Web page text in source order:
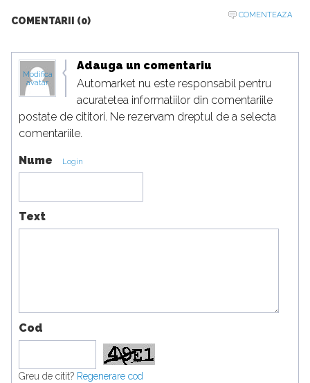
COMENTARII (0)
COMENTEAZA
Modifica
avatar
Adauga un comentariu
Automarket nu este responsabil pentru
acuratetea informatiilor din comentariile
postate de cititori. Ne rezervam dreptul de a selecta
comentariile.
Nume Login
Text
Cod
Greu de citit? Regenerare cod